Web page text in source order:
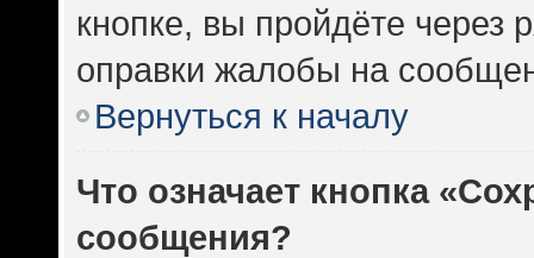
кнопке, вы пройдёте
оправки жалобы на
Вернуться к началу
Что означает кнопка
сообщения?